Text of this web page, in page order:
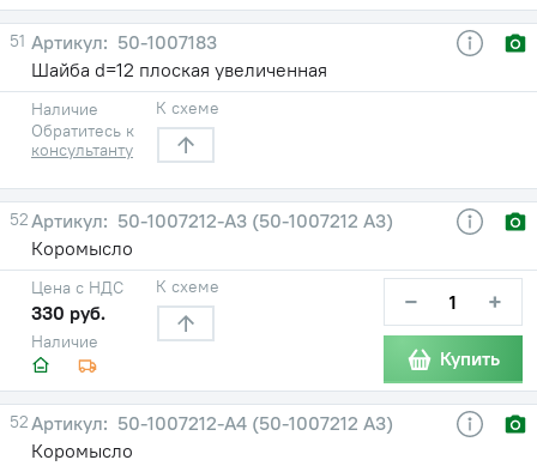
51
50-1007183
Шайба d=12 плоская увеличенная
Наличие
Обратитесь к
консультанту
К схеме
52
50-1007212-А3 (50-1007212 А3)
Коромысло
Наличие
Цена с НДС
330 руб.
К схеме − +
Купить
52
50-1007212-А4 (50-1007212 А3)
Коромысло